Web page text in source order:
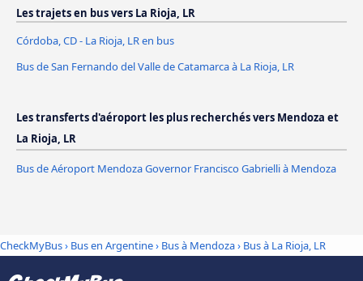
Les trajets en bus vers La Rioja, LR
Córdoba, CD - La Rioja, LR en bus
Bus de San Fernando del Valle de Catamarca à La Rioja, LR
Les transferts d'aéroport les plus recherchés vers Mendoza et
La Rioja, LR
Bus de Aéroport Mendoza Governor Francisco Gabrielli à Mendoza
CheckMyBus› Bus en Argentine› Bus à Mendoza› Bus à La Rioja, LR